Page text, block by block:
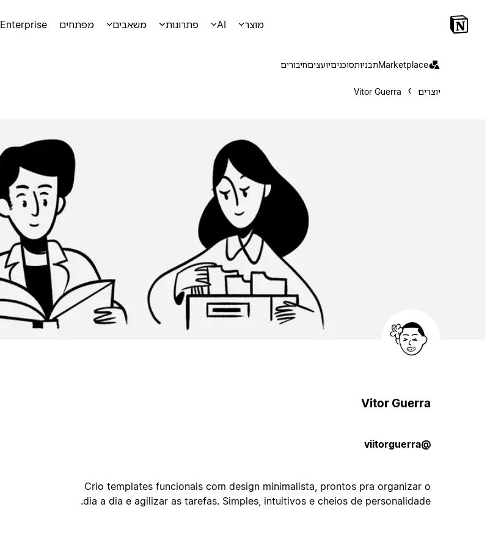
מוצר AI פתרונות משאבים מפתחים Enterprise
Marketplaceתבניותסוכניםיועציםחיבורים
יוצרים Vitor Guerra
Vitor Guerra
@viitorguerra
Crio templates funcionais com design minimalista, prontos pra organizar o
dia a dia e agilizar as tarefas. Simples, intuitivos e cheios de personalidade.